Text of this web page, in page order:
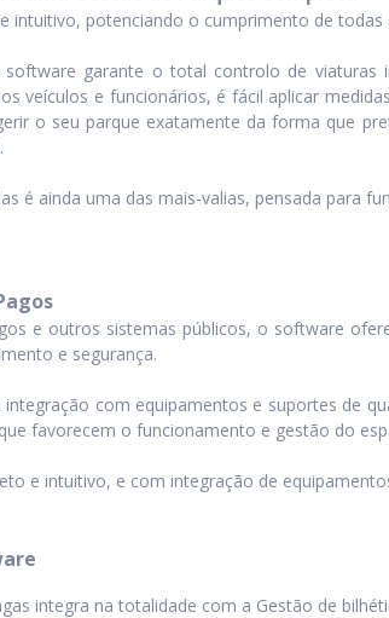
intuitivo, potenciando o cumprimento de
software garante o total controlo de
veículos e funcionários, é fácil aplicar
o seu parque exatamente da forma que
é ainda uma das mais-valias, pensada para
e outros sistemas públicos, o software
e segurança.
com equipamentos e suportes de
favorecem o funcionamento e gestão do
e intuitivo, e com integração de
integra na totalidade com a Gestão de